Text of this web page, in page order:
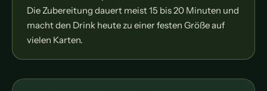
Die Zubereitung dauert meist 15 bis 20 Minuten und
macht den Drink heute zu einer festen Größe auf
vielen Karten.